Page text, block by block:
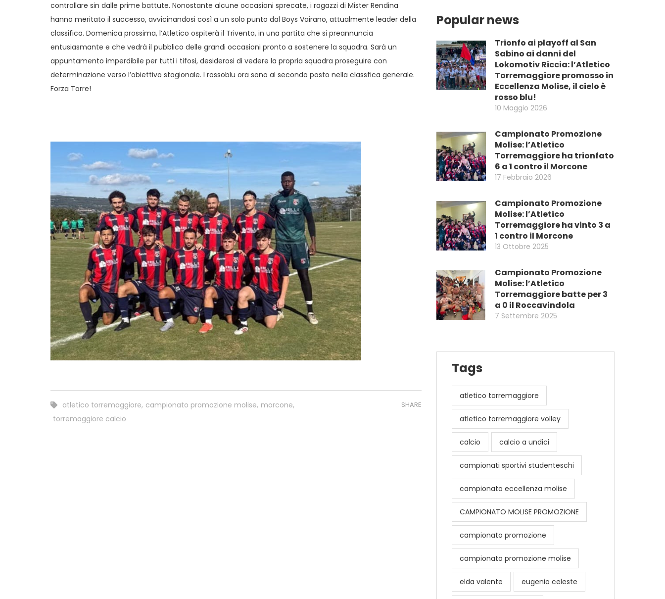
controllare sin dalle prime battute. Nonostante alcune occasioni sprecate, i ragazzi di Mister Rendina
hanno meritato il successo, avvicinandosi così a un solo punto dal Boys Vairano, attualmente leader della
classifica. Domenica prossima, l’Atletico ospiterà il Trivento, in una partita che si preannuncia
entusiasmante e che vedrà il pubblico delle grandi occasioni pronto a sostenere la squadra. Sarà un
appuntamento imperdibile per tutti i tifosi, desiderosi di vedere la propria squadra proseguire con
determinazione verso l’obiettivo stagionale. I rossoblu ora sono al secondo posto nella classfica generale.
Forza Torre!
atletico torremaggiore, campionato promozione molise, morcone,
torremaggiore calcio
SHARE
Popular news
Trionfo ai playoff al San
Sabino ai danni del
Lokomotiv Riccia: l’Atletico
Torremaggiore promosso in
Eccellenza Molise, il cielo è
rosso blu!
10 Maggio 2026
Campionato Promozione
Molise: l’Atletico
Torremaggiore ha trionfato
6 a 1 contro il Morcone
17 Febbraio 2026
Campionato Promozione
Molise: l’Atletico
Torremaggiore ha vinto 3 a
1 contro il Morcone
13 Ottobre 2025
Campionato Promozione
Molise: l’Atletico
Torremaggiore batte per 3
a 0 il Roccavindola
7 Settembre 2025
Tags
atletico torremaggiore
atletico torremaggiore volley
calcio calcio a undici
campionati sportivi studenteschi
campionato eccellenza molise
CAMPIONATO MOLISE PROMOZIONE
campionato promozione
campionato promozione molise
elda valente eugenio celeste